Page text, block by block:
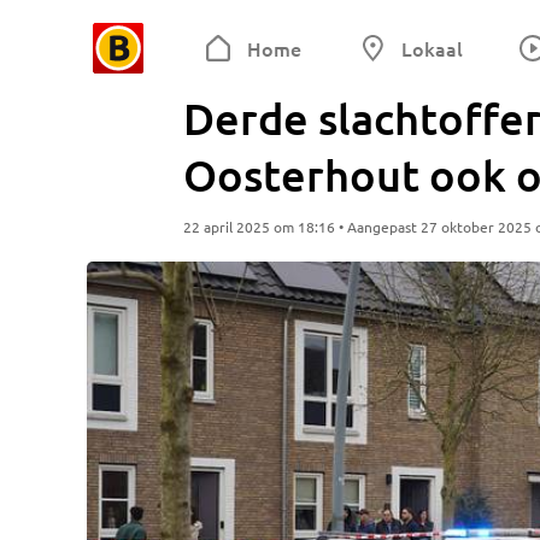
Home Lokaal
Derde
Oosterhout ook
22 april 2025 om 18:16 • Aangepast 27 oktober 2025